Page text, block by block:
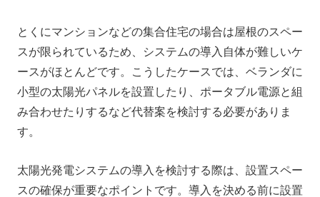
とくにマンションなどの集合住宅の場合は屋根のスペー
スが限られているため、システムの導入自体が難しいケ
ースがほとんどです。こうしたケースでは、ベランダに
小型の太陽光パネルを設置したり、ポータブル電源と組
み合わせたりするなど代替案を検討する必要がありま
す。
太陽光発電システムの導入を検討する際は、設置スペー
スの確保が重要なポイントです。導入を決める前に設置